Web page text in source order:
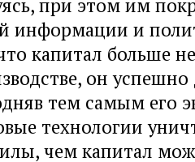
информации и
капитал больше
он
тем самым его
технологии
чем капитал